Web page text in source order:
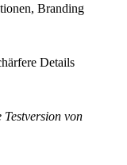
Branding
Details
Testversion von